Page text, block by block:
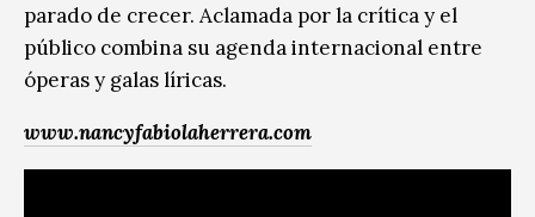
parado de crecer. Aclamada por la crítica y el
público combina su agenda internacional entre
óperas y galas líricas.
www.nancyfabiolaherrera.com